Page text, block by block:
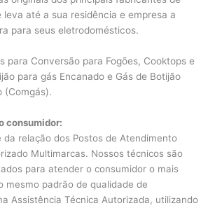
até a sua residência e empresa a
para seus eletrodomésticos.
para Conversão para Fogões, Cooktops e
para gás Encanado e Gás de Botijão
(Comgás).
consumidor:
da relação dos Postos de Atendimento
Multimarcas. Nossos técnicos são
para atender o consumidor o mais
mesmo padrão de qualidade de
Assistência Técnica Autorizada, utilizando